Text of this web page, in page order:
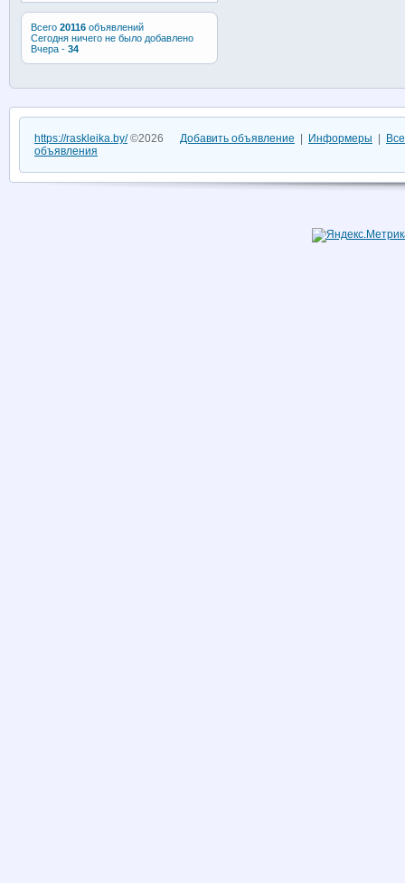
Всего 20116объявлений
Сегодня ничего не было добавлено
Вчера - 34
https://raskleika.by/©2026 Добавить объявление Информеры
объявления